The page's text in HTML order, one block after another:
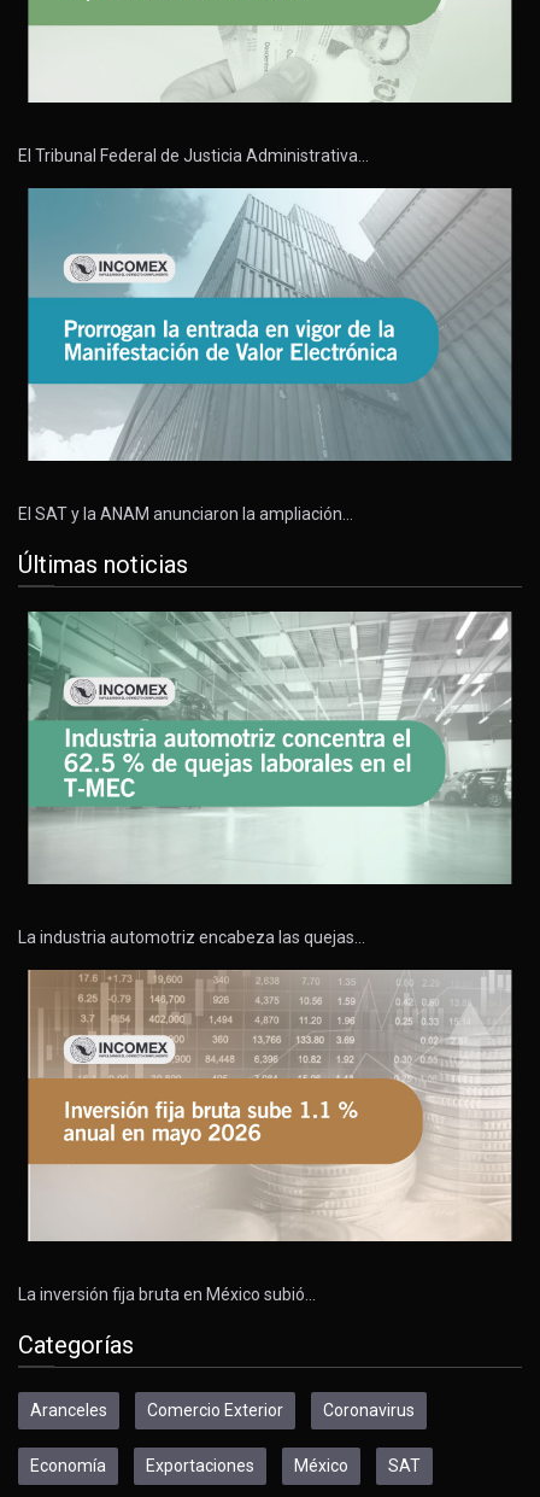
El Tribunal Federal de Justicia Administrativa…
El SAT y la ANAM anunciaron la ampliación…
Últimas noticias
La industria automotriz encabeza las quejas…
La inversión fija bruta en México subió…
Categorías
Aranceles Comercio Exterior Coronavirus
Economía Exportaciones México SAT